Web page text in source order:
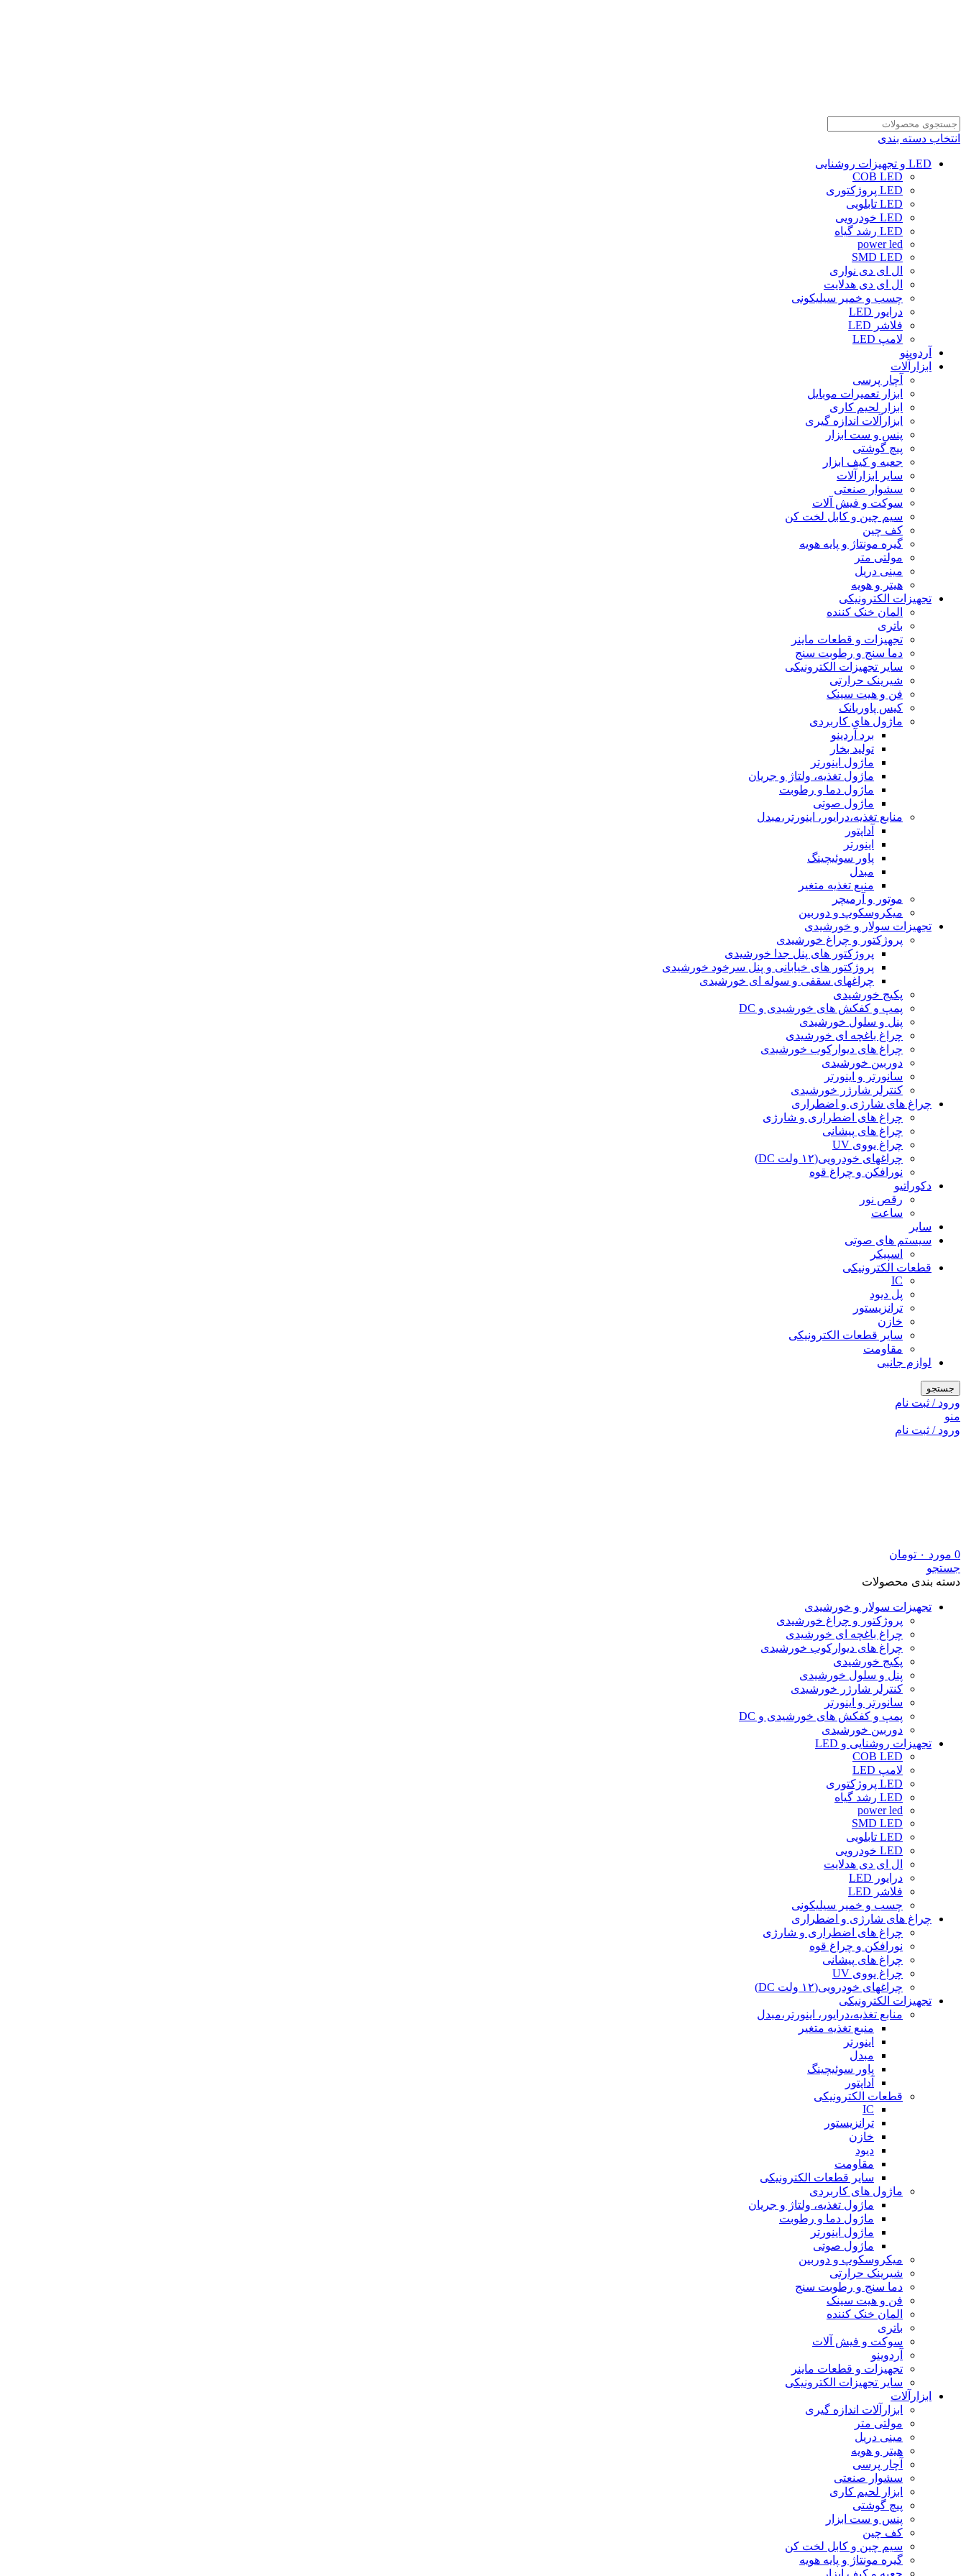
انتخاب دسته بندی
LED و تجهیزات روشنایی
COB LED
LED پروژکتوری
LED تابلویی
LED خودرویی
LED رشد گیاه
power led
SMD LED
ال ای دی نواری
ال ای دی هدلایت
چسب و خمیر سیلیکونی
درایور LED
فلاشر LED
لامپ LED
آردوینو
ابزارآلات
آچار پرسی
ابزار تعمیرات موبایل
ابزار لحیم کاری
ابزارآلات اندازه گیری
پنس و ست ابزار
پیچ گوشتی
جعبه و کیف ابزار
سایر ابزارآلات
سشوار صنعتی
سوکت و فیش آلات
سیم چین و کابل لخت کن
کف چین
گیره مونتاژ و پایه هویه
مولتی متر
مینی دریل
هیتر و هویه
تجهیزات الکترونیکی
المان خنک کننده
باتری
تجهیزات و قطعات ماینر
دما سنج و رطوبت سنج
سایر تجهیزات الکترونیکی
شیرینک حرارتی
فن و هیت سینک
کیس پاوربانک
ماژول های کاربردی
برد آردینو
تولید بخار
ماژول اینورتر
ماژول تغذیه، ولتاژ و جریان
ماژول دما و رطوبت
ماژول صوتی
منابع تغذیه،درایور، اینورتر،مبدل
آداپتور
اینورتر
پاور سوئیچینگ
مبدل
منبع تغذیه متغیر
موتور و آرمیچر
میکروسکوپ و دوربین
تجهیزات سولار و خورشیدی
پروژکتور و چراغ خورشیدی
پروژکتور های پنل جدا خورشیدی
پروژکتور های خیابانی و پنل سرخود خورشیدی
چراغهای سقفی و سوله ای خورشیدی
پکیج خورشیدی
پمپ و کفکش های خورشیدی و DC
پنل و سلول خورشیدی
چراغ باغچه ای خورشیدی
چراغ های دیوارکوب خورشیدی
دوربین خورشیدی
سانورتر و اینورتر
کنترلر شارژر خورشیدی
چراغ های شارژی و اضطراری
چراغ های اضطراری و شارژی
چراغ های پیشانی
چراغ یووی UV
چراغهای خودرویی(۱۲ ولت DC)
نورافکن و چراغ قوه
دکوراتیو
رقص نور
ساعت
سایر
سیستم های صوتی
اسپیکر
قطعات الکترونیکی
IC
پل دیود
ترانزیستور
خازن
سایر قطعات الکترونیکی
مقاومت
لوازم جانبی
جستجو
ورود / ثبت نام
منو
ورود / ثبت نام
0 مورد ۰ تومان
جستجو
دسته بندی محصولات
تجهیزات سولار و خورشیدی
پروژکتور و چراغ خورشیدی
چراغ باغچه ای خورشیدی
چراغ های دیوارکوب خورشیدی
پکیج خورشیدی
پنل و سلول خورشیدی
کنترلر شارژر خورشیدی
سانورتر و اینورتر
پمپ و کفکش های خورشیدی و DC
دوربین خورشیدی
تجهیزات روشنایی و LED
COB LED
لامپ LED
LED پروژکتوری
LED رشد گیاه
power led
SMD LED
LED تابلویی
LED خودرویی
ال ای دی هدلایت
درایور LED
فلاشر LED
چسب و خمیر سیلیکونی
چراغ های شارژی و اضطراری
چراغ های اضطراری و شارژی
نورافکن و چراغ قوه
چراغ های پیشانی
چراغ یووی UV
چراغهای خودرویی(۱۲ ولت DC)
تجهیزات الکترونیکی
منابع تغذیه،درایور، اینورتر،مبدل
منبع تغذیه متغیر
اینورتر
مبدل
پاور سوئیچینگ
آداپتور
قطعات الکترونیکی
IC
ترانزیستور
خازن
دیود
مقاومت
سایر قطعات الکترونیکی
ماژول های کاربردی
ماژول تغذیه، ولتاژ و جریان
ماژول دما و رطوبت
ماژول اینورتر
ماژول صوتی
میکروسکوپ و دوربین
شیرینک حرارتی
دما سنج و رطوبت سنج
فن و هیت سینک
المان خنک کننده
باتری
سوکت و فیش آلات
آردوینو
تجهیزات و قطعات ماینر
سایر تجهیزات الکترونیکی
ابزارآلات
ابزارآلات اندازه گیری
مولتی متر
مینی دریل
هیتر و هویه
آچار پرسی
سشوار صنعتی
ابزار لحیم کاری
پیچ گوشتی
پنس و ست ابزار
کف چین
سیم چین و کابل لخت کن
گیره مونتاژ و پایه هویه
جعبه و کیف ابزار